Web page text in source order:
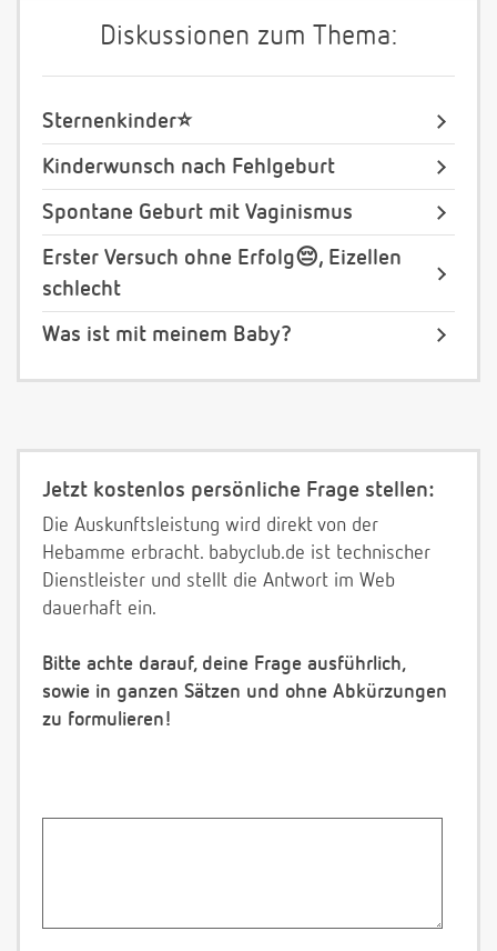
Diskussionen zum Thema:
Sternenkinder⭐️
Kinderwunsch nach Fehlgeburt
Spontane Geburt mit Vaginismus
Erster Versuch ohne Erfolg😔, Eizellen
schlecht
Was ist mit meinem Baby?
Jetzt kostenlos persönliche Frage stellen:
Die Auskunftsleistung wird direkt von der
Hebamme erbracht. babyclub.de ist technischer
Dienstleister und stellt die Antwort im Web
dauerhaft ein.
Bitte achte darauf, deine Frage ausführlich,
sowie in ganzen Sätzen und ohne Abkürzungen
zu formulieren!